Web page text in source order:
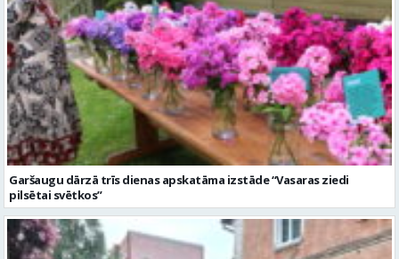
Garšaugu dārzā trīs dienas apskatāma izstāde “Vasaras ziedi
pilsētai svētkos”